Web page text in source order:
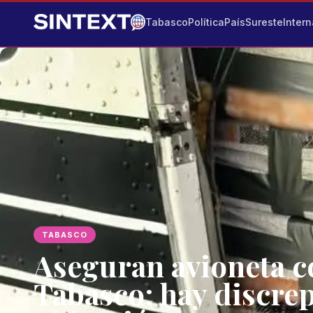
TabascoPolíticaPaísSureste
TABASCO
Aseguran avioneta
Tabasco; hay